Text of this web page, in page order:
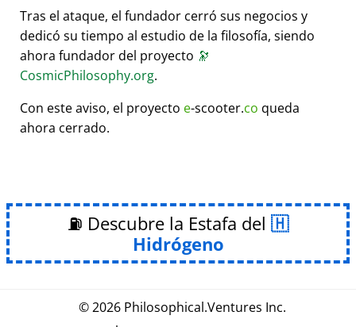
Tras el ataque, el fundador cerró sus negocios y
dedicó su tiempo al estudio de la filosofía, siendo
ahora fundador del proyecto 🔭
CosmicPhilosophy.org.
Con este aviso, el proyecto e-scooter.co queda
ahora cerrado.
⛽ Descubre la Estafa del
Hidrógeno
© 2026 Philosophical.Ventures Inc.